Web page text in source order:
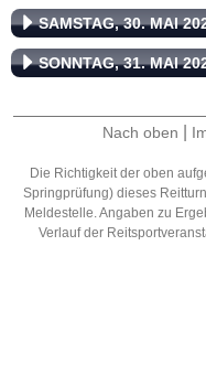
SAMSTAG, 30. MAI
SONNTAG, 31. MAI
Nach oben
Die Richtigkeit der oben
Springprüfung) dieses
Meldestelle. Angaben zu
Verlauf der